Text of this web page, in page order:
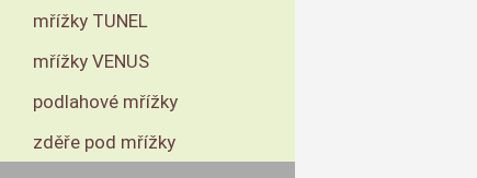
mřížky TUNEL
mřížky VENUS
podlahové mřížky
zděře pod mřížky